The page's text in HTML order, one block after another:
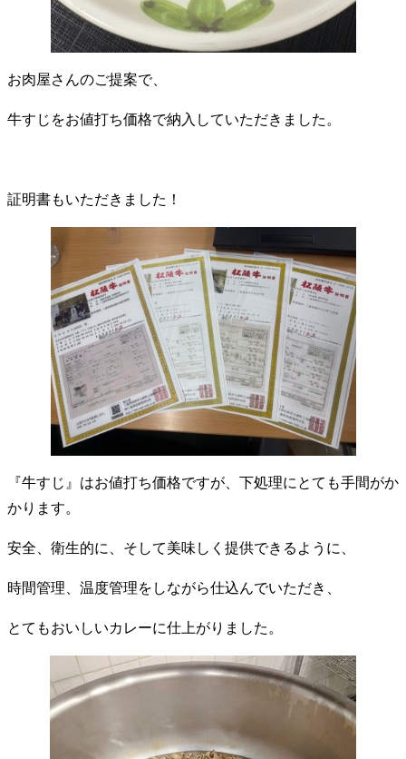
お肉屋さんのご提案で、
牛すじをお値打ち価格で納入していただきました。
証明書もいただきました！
『牛すじ』はお値打ち価格ですが、下処理にとても手間がか
かります。
安全、衛生的に、そして美味しく提供できるように、
時間管理、温度管理をしながら仕込んでいただき、
とてもおいしいカレーに仕上がりました。